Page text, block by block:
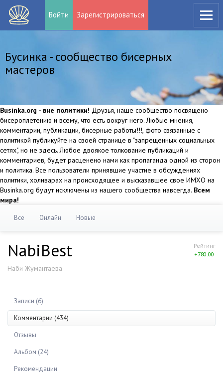
Войти Зарегистрироваться
Бусинка - сообщество бисерных
мастеров
Businka.org - вне политики! Друзья, наше сообщество посвящено
бисероплетению и всему, что есть вокруг него. Любые мнения,
комментарии, публикации, бисерные работы!!!, фото связанные с
политикой публикуйте на своей странице в "запрещенных социальных
сетях", но не здесь. Любое двоякое толкование публикаций и
комментариев, будет расценено нами как пропаганда одной из сторон
и политика. Все пользователи принявшие участие в обсуждениях
политики, холиварах на происходящее и высказавшее свое ИМХО на
Businka.org будут исключены из нашего сообщества навсегда. Всем
мира!
Все Онлайн Новые
Рейтинг
+780.00
NabiBest
Наби Жумантаева
Записи (6)
Комментарии (434)
Отзывы
Альбом (24)
Рекомендации